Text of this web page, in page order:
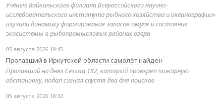
Учёные Байкальского филиала Всероссийского научно-
исследовательского института рыбного хозяйства и океанографии»
изучили динамику формирования запасов омуля и состояние
экосистемы в рыбопромысловых районах озера
05 августа 2026 19:45
Пропавший в Иркутской области самолёт найден
Пропавший на днях Cessna 182, который проверял пожарную
обстановку, подал сигнал спустя два дня поисков
05 августа 2026 18:32